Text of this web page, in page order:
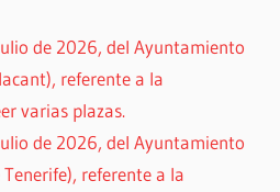
de 2026, del Ayuntamiento
referente a la
varias plazas.
de 2026, del Ayuntamiento
referente a la